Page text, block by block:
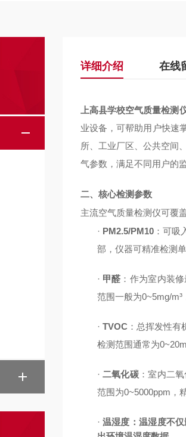
详细介绍 在线
上高县学校空气质量检测
业设备，可帮助用户快速
所、工业厂区、公共空间
气参数，满足不同用户的
二、核心检测参数
主流空气质量检测仪可覆
· PM2.5/PM10：可吸
部，仪器可精准检测
· 甲醛 ：作为室内装
范围一般为0~5mg/m³
· TVOC ：总挥发性
检测范围通常为
· 二氧化碳 ：室内二
范围为0~5000ppm ，
· 温湿度：温湿度不